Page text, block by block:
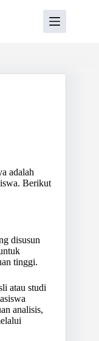
adalah
Berikut
disusun
tinggi.
atau studi
analisis,